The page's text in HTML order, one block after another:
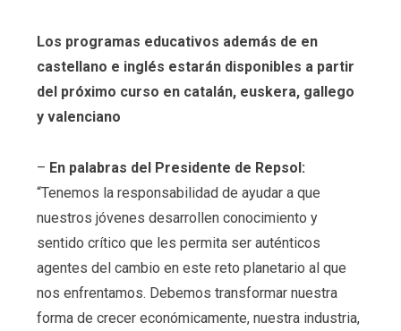
Los programas educativos además de en
castellano e inglés estarán disponibles a partir
del próximo curso en catalán, euskera, gallego
y valenciano
– En palabras del Presidente de Repsol:
“Tenemos la responsabilidad de ayudar a que
nuestros jóvenes desarrollen conocimiento y
sentido crítico que les permita ser auténticos
agentes del cambio en este reto planetario al que
nos enfrentamos. Debemos transformar nuestra
forma de crecer económicamente, nuestra industria,